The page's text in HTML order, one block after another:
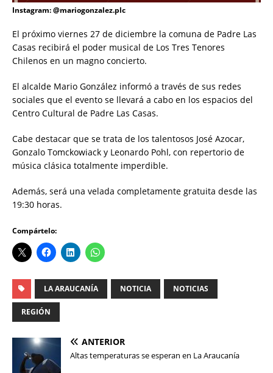
Instagram: @mariogonzalez.plc
El próximo viernes 27 de diciembre la comuna de Padre Las
Casas recibirá el poder musical de Los Tres Tenores
Chilenos en un magno concierto.
El alcalde Mario González informó a través de sus redes
sociales que el evento se llevará a cabo en los espacios del
Centro Cultural de Padre Las Casas.
Cabe destacar que se trata de los talentosos José Azocar,
Gonzalo Tomckowiack y Leonardo Pohl, con repertorio de
música clásica totalmente imperdible.
Además, será una velada completamente gratuita desde las
19:30 horas.
Compártelo:
LA ARAUCANÍA NOTICIA NOTICIAS
REGIÓN
ANTERIOR
Altas temperaturas se esperan en La Araucanía